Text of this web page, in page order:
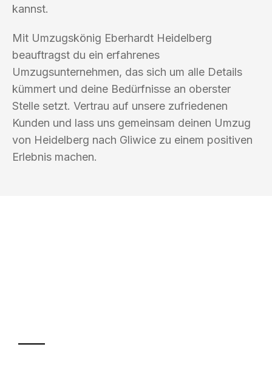
kannst.
Mit Umzugskönig Eberhardt Heidelberg
beauftragst du ein erfahrenes
Umzugsunternehmen, das sich um alle Details
kümmert und deine Bedürfnisse an oberster
Stelle setzt. Vertrau auf unsere zufriedenen
Kunden und lass uns gemeinsam deinen Umzug
von Heidelberg nach Gliwice zu einem positiven
Erlebnis machen.